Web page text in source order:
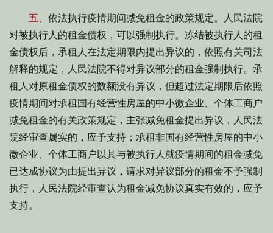
五、 依法执行疫情期间减免租金的政策规定。人民法院
对被执行人的租金债权，可以强制执行。冻结被执行人的租
金债权后，承租人在法定期限内提出异议的，依照有关司法
解释的规定，人民法院不得对异议部分的租金强制执行。承
租人对原租金债权的数额没有异议，但超过法定期限后依照
疫情期间对承租国有经营性房屋的中小微企业、个体工商户
减免租金的有关政策规定，主张减免租金提出异议，人民法
院经审查属实的，应予支持；承租非国有经营性房屋的中小
微企业、个体工商户以其与被执行人就疫情期间的租金减免
已达成协议为由提出异议，请求对异议部分的租金不予强制
执行，人民法院经审查认为租金减免协议真实有效的，应予
支持。